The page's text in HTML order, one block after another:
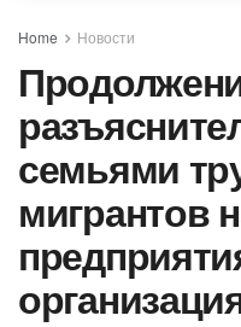
Home Новости
семьями
мигрантов